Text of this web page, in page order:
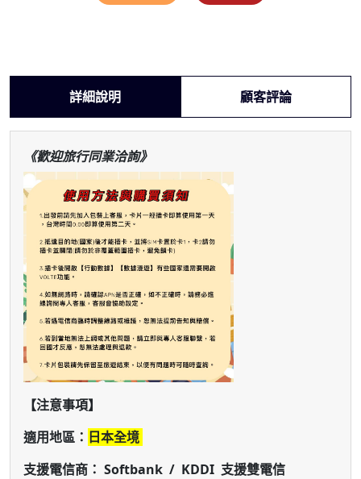
詳細說明 顧客評論
《歡迎旅行同業洽詢》
【注意事項】
適用地區： 日本全境
支援電信商： Softbank / KDDI 支援雙電信